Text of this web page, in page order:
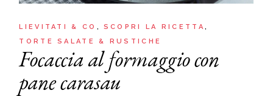
LIEVITATI & CO
SCOPRI LA RICETTA
TORTE SALATE & RUSTICHE
Focaccia al formaggio con
pane carasau